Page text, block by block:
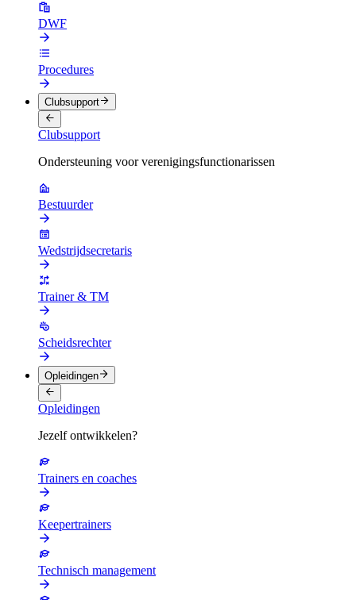
DWF
Procedures
Clubsupport
Clubsupport
Ondersteuning voor verenigingsfunctionarissen
Bestuurder
Wedstrijdsecretaris
Trainer & TM
Scheidsrechter
Opleidingen
Opleidingen
Jezelf ontwikkelen?
Trainers en coaches
Keepertrainers
Technisch management